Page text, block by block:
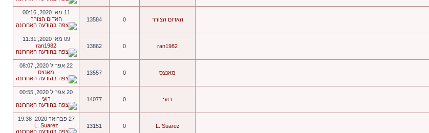
האדום הצורר 0
13584
11 מאי 2020, 00:16
האדום הצורר
ran1982
0
13862
09 מאי 2020, 11:31
ran1982
מאנצס 0
13557
22 אפריל 2020, 08:07
מאנצס
רועי 0
14077
20 אפריל 2020, 00:55
רועי
L. Suarez
0
13151
27 פברואר 2020, 19:38
L. Suarez